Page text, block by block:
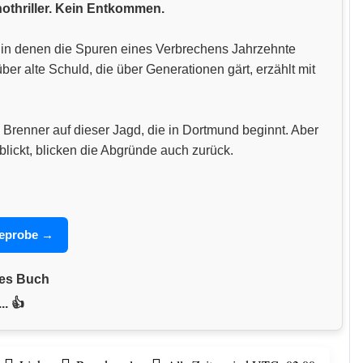
Kein Entkommen.
denen die Spuren eines Verbrechens Jahrzehnte
alte Schuld, die über Generationen gärt, erzählt mit
auf dieser Jagd, die in Dortmund beginnt. Aber
blicken die Abgründe auch zurück.
→
Buch
👍